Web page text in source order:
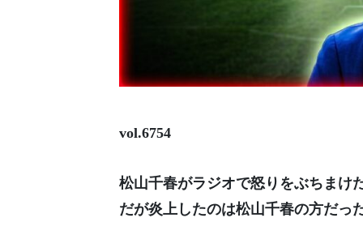
vol.6754
松山千春がラジオで怒りをぶちまけ
だが炎上したのは松山千春の方だっ